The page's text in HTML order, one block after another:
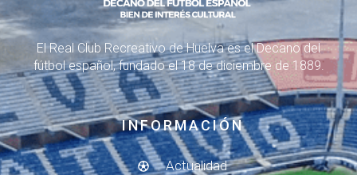
El Real Club Recreativo de Huelva es el Decano del
fútbol español, fundado el 18 de diciembre de 1889.
INFORMACIÓN
Actualidad